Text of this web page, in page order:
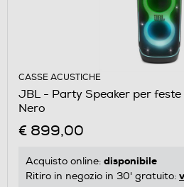
CASSE ACUSTICHE
JBL - Party Speaker per feste
Nero
€ 899,00
Acquisto online: disponibile
Ritiro in negozio in 30' gratuito: